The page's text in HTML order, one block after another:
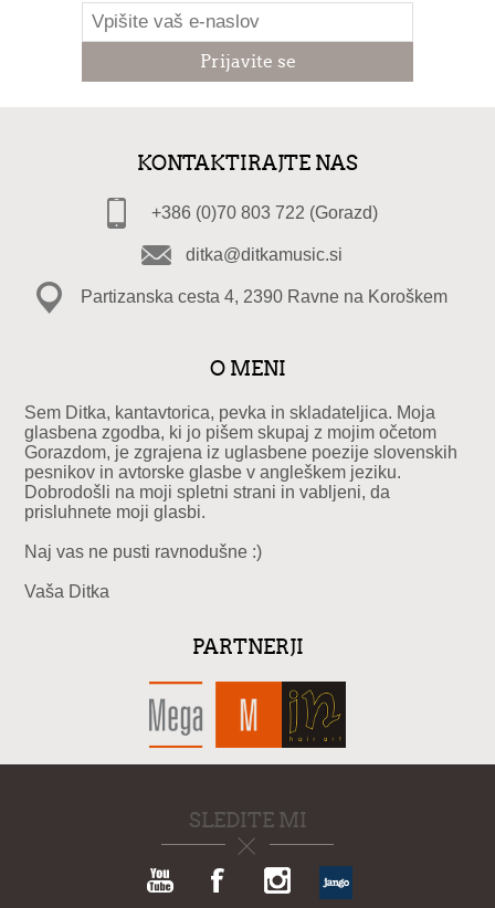
KONTAKTIRAJTE NAS
+386 (0)70 803 722 (Gorazd)
ditka@ditkamusic.si
Partizanska cesta 4, 2390 Ravne na Koroškem
O MENI
Sem Ditka, kantavtorica, pevka in skladateljica. Moja
glasbena zgodba, ki jo pišem skupaj z mojim očetom
Gorazdom, je zgrajena iz uglasbene poezije slovenskih
pesnikov in avtorske glasbe v angleškem jeziku.
Dobrodošli na moji spletni strani in vabljeni, da
prisluhnete moji glasbi.
Naj vas ne pusti ravnodušne :)
Vaša Ditka
PARTNERJI
SLEDITE MI